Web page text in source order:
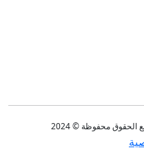
محفوظة © 2024